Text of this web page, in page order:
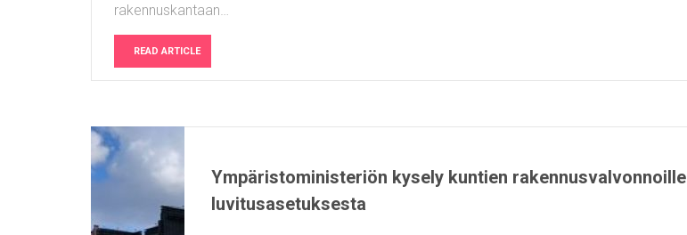
rakennuskantaan…
READ ARTICLE
Ympäristoministeriön kysely kuntien rakennusvalvonnoille
luvitusasetuksesta